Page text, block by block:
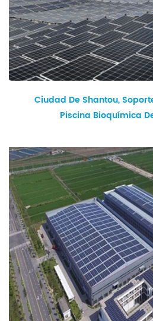
Ciudad De Shantou,
Piscina Bioquímica